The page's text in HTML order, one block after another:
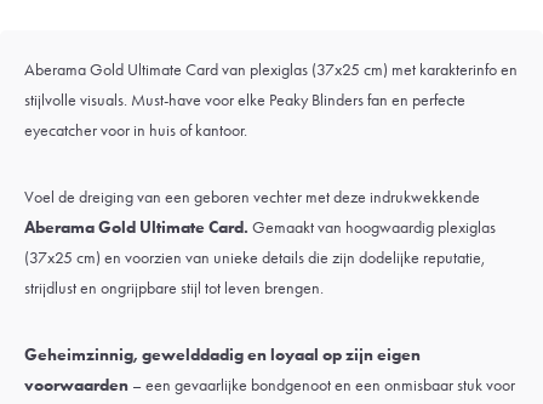
Aberama Gold Ultimate Card van plexiglas (37x25 cm) met karakterinfo en
stijlvolle visuals. Must-have voor elke Peaky Blinders fan en perfecte
eyecatcher voor in huis of kantoor.
Voel de dreiging van een geboren vechter met deze indrukwekkende
Aberama Gold Ultimate Card. Gemaakt van hoogwaardig plexiglas
(37x25 cm) en voorzien van unieke details die zijn dodelijke reputatie,
strijdlust en ongrijpbare stijl tot leven brengen.
Geheimzinnig, gewelddadig en loyaal op zijn eigen
voorwaarden – een gevaarlijke bondgenoot en een onmisbaar stuk voor